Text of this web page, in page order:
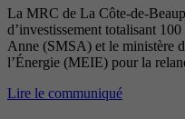
La MRC de La Côte-de-
d’investissement totalisant
Anne (SMSA) et le ministère
l’Énergie (MEIE) pour la
Lire le communiqué